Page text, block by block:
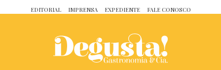
EDITORIAL IMPRENSA EXPEDIENTE FALE CONOSCO